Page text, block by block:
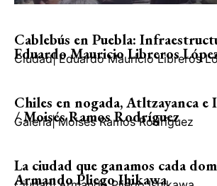
Cablebús en Puebla:
Eduardo Mauricio Libreros
Ciudad| Eduardo Mauricio Libreros
Chiles en nogada, Atltzayanca e
/ Moisés Ramos Rodríguez
Galería| Moisés Ramos Rodríguez
La ciudad que ganamos cada
Armando Pliego Ihikawa